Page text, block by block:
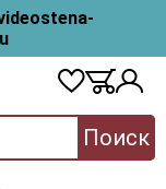
Поиск